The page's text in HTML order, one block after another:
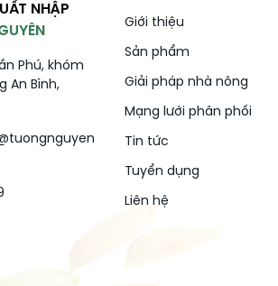
NHẬP
Phú, khóm
An Bình,
Giới thiệu
Sản phẩm
Giải pháp nhà nông
Mạng lưới phân phối
Tin tức
Tuyển dụng
Liên hệ